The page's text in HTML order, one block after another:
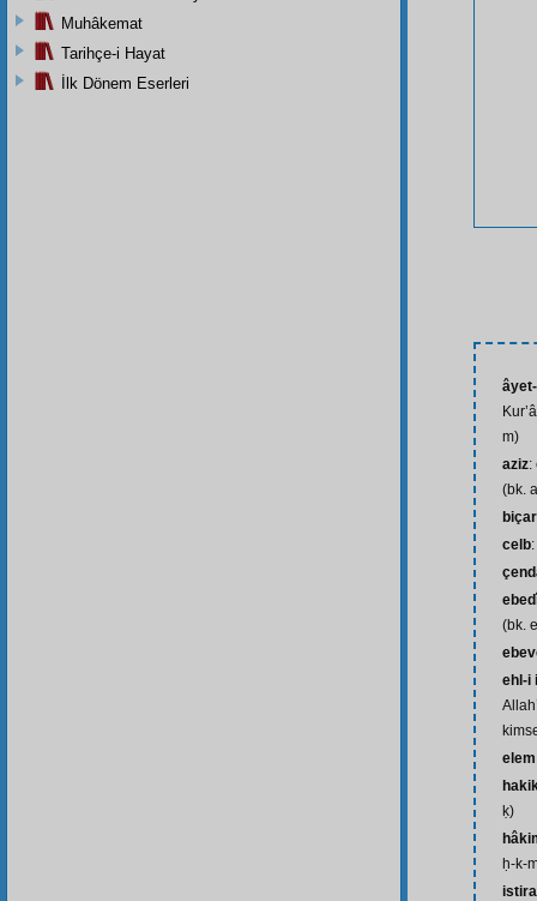
m)
aziz:
(bk.
celb
(bk.
ehl-i
elem
ḳ)
ḥ-k-
Muhâkemat
Tarihçe-i Hayat
İlk Dönem Eserleri